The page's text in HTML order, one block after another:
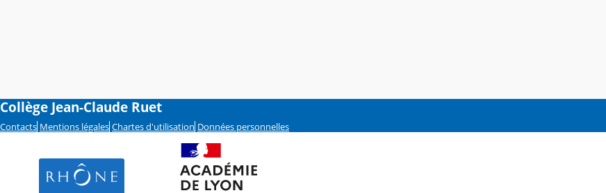
Collège Jean-Claude Ruet
Contacts Mentions légales Chartes d'utilisation Données personnelles